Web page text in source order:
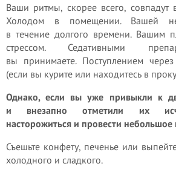
Ваши ритмы, скорее всего, совпадут
Холодом в помещении. Вашей
в течение долгого времени. Вашим
стрессом. Седативными
вы принимаете. Поступлением
(если вы курите или находитесь в
Однако, если вы уже привыкли к
и внезапно отметили их
насторожиться и провести небольшое
Съешьте конфету, печенье или
холодного и сладкого.